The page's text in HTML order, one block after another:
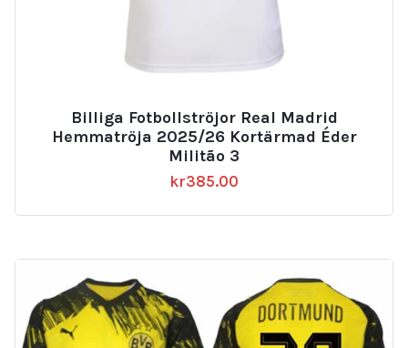
Billiga Fotbollströjor Real Madrid
Hemmatröja 2025/26 Kortärmad Éder
Militão 3
kr385.00